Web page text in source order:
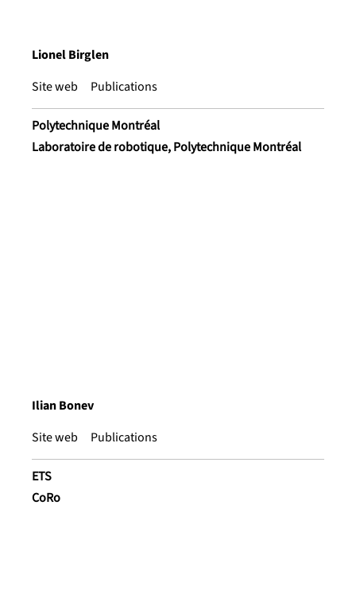
Lionel Birglen
Site web
Publications
Polytechnique Montréal
Laboratoire de robotique, Polytechnique Montréal
Ilian Bonev
Site web
Publications
ETS
CoRo